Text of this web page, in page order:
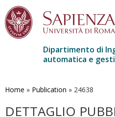
contenuto
Dipartimento di
automatica e
Home » Publication » 24638
DETTAGLIO